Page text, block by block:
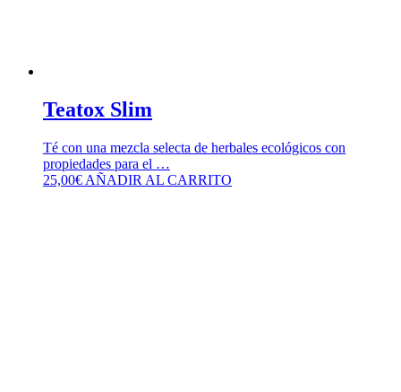
Teatox Slim
Té con una mezcla selecta de herbales ecológicos con
propiedades para el …
25,00€ AÑADIR AL CARRITO